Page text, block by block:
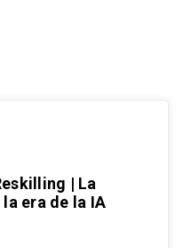
| La
era de la IA